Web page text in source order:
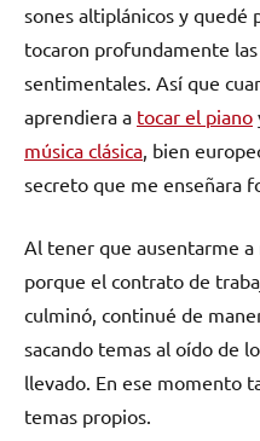
sones altiplánicos y quedé
tocaron profundamente
sentimentales. Así que
aprendiera a tocar el piano
música clásica , bien
secreto que me enseñara
Al tener que ausentarme a
porque el contrato de
culminó, continué de
sacando temas al oído de
llevado. En ese momento
temas propios.